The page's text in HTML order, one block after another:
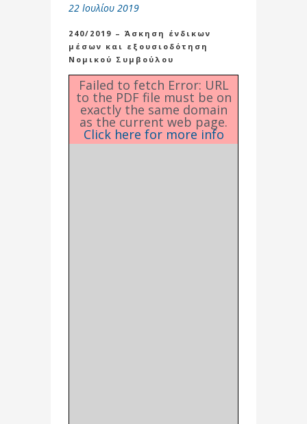
22 Ιουλίου 2019
240/2019 – Άσκηση ένδικων
μέσων και εξουσιοδότηση
Νομικού Συμβούλου
Failed to fetch Error: URL
to the PDF file must be on
exactly the same domain
as the current web page.
Click here for more info